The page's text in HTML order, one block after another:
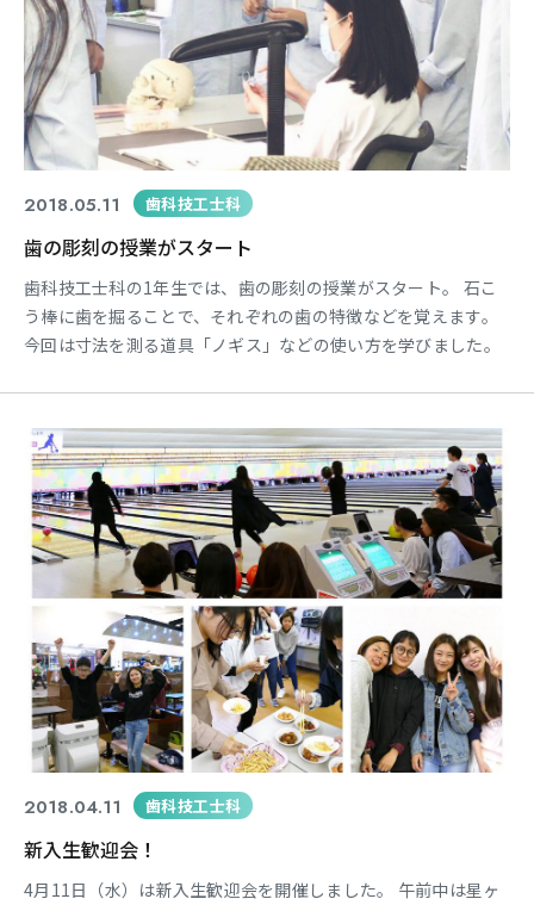
2018.05.11 歯科技工士科
歯の彫刻の授業がスタート
歯科技工士科の1年生では、歯の彫刻の授業がスタート。 石こ
う棒に歯を掘ることで、それぞれの歯の特徴などを覚えます。
今回は寸法を測る道具「ノギス」などの使い方を学びました。
2018.04.11 歯科技工士科
新入生歓迎会！
4月11日（水）は新入生歓迎会を開催しました。 午前中は星ヶ